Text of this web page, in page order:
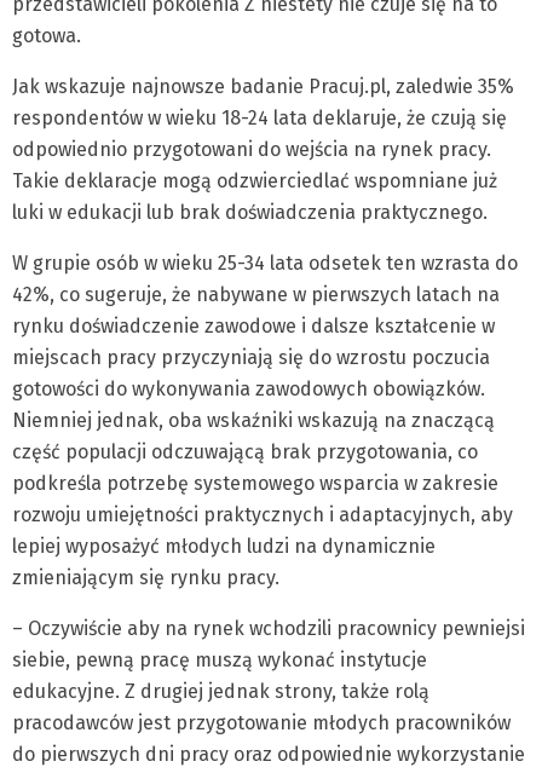
gotowa.
Jak wskazuje najnowsze badanie Pracuj.pl, zaledwie 35%
respondentów w wieku 18-24 lata deklaruje, że czują się
odpowiednio przygotowani do wejścia na rynek pracy.
Takie deklaracje mogą odzwierciedlać wspomniane już
luki w edukacji lub brak doświadczenia praktycznego.
W grupie osób w wieku 25-34 lata odsetek ten wzrasta do
42%, co sugeruje, że nabywane w pierwszych latach na
rynku doświadczenie zawodowe i dalsze kształcenie w
miejscach pracy przyczyniają się do wzrostu poczucia
gotowości do wykonywania zawodowych obowiązków.
Niemniej jednak, oba wskaźniki wskazują na znaczącą
część populacji odczuwającą brak przygotowania, co
podkreśla potrzebę systemowego wsparcia w zakresie
rozwoju umiejętności praktycznych i adaptacyjnych, aby
lepiej wyposażyć młodych ludzi na dynamicznie
zmieniającym się rynku pracy.
– Oczywiście aby na rynek wchodzili pracownicy pewniejsi
siebie, pewną pracę muszą wykonać instytucje
edukacyjne. Z drugiej jednak strony, także rolą
pracodawców jest przygotowanie młodych pracowników
do pierwszych dni pracy oraz odpowiednie wykorzystanie